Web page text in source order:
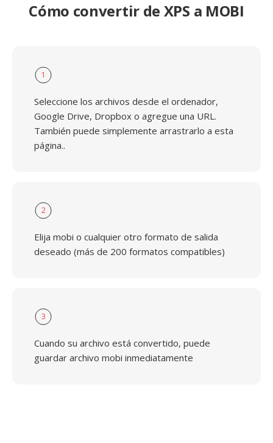
Cómo convertir de XPS a MOBI
1
Seleccione los archivos desde el ordenador,
Google Drive, Dropbox o agregue una URL.
También puede simplemente arrastrarlo a esta
página..
2
Elija mobi o cualquier otro formato de salida
deseado (más de 200 formatos compatibles)
3
Cuando su archivo está convertido, puede
guardar archivo mobi inmediatamente